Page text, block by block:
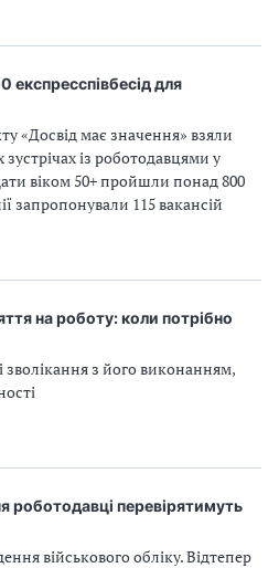
експресспівбесід для
«Досвід має значення» взяли
із роботодавцями у
віком 50+ пройшли понад 800
запропонували 115 вакансій
на роботу: коли потрібно
зволікання з його виконанням,
роботодавці перевірятимуть
військового обліку. Відтепер